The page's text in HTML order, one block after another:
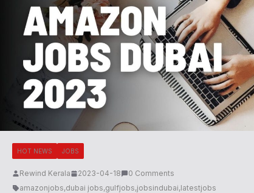
HOT NEWS JOBS
Rewind Kerala 2023-04-18
0 Comments
amazonjobs,dubai jobs,gulfjobs,jobsindubai,latestjobs